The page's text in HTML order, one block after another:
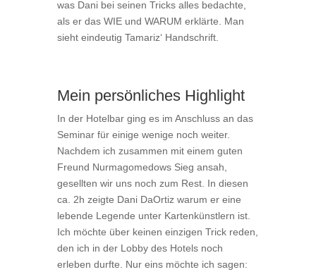
was Dani bei seinen Tricks alles bedachte,
als er das WIE und WARUM erklärte. Man
sieht eindeutig Tamariz‘ Handschrift.
Mein persönliches Highlight
In der Hotelbar ging es im Anschluss an das
Seminar für einige wenige noch weiter.
Nachdem ich zusammen mit einem guten
Freund Nurmagomedows Sieg ansah,
gesellten wir uns noch zum Rest. In diesen
ca. 2h zeigte Dani DaOrtiz warum er eine
lebende Legende unter Kartenkünstlern ist.
Ich möchte über keinen einzigen Trick reden,
den ich in der Lobby des Hotels noch
erleben durfte. Nur eins möchte ich sagen: